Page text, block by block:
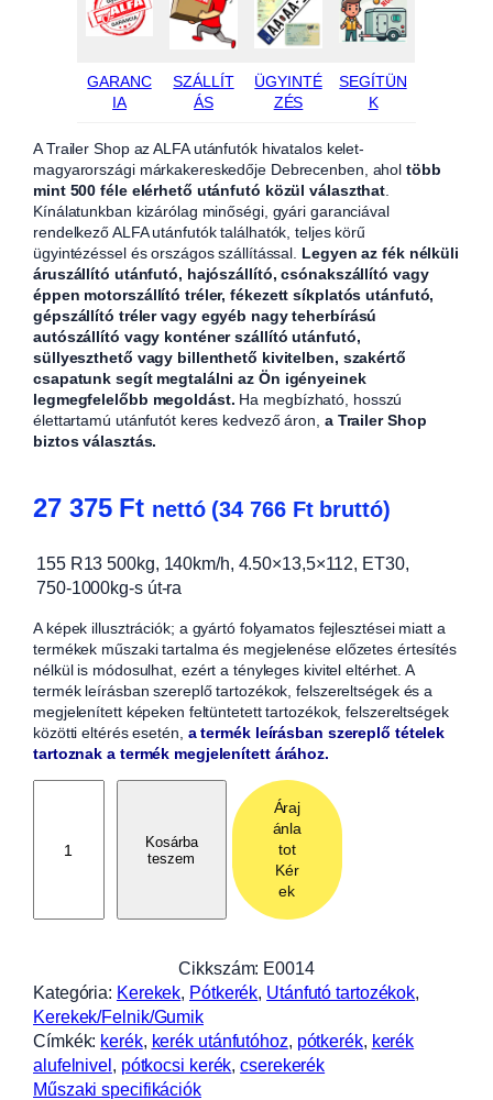
GARANC
IA
SZÁLLÍT
ÁS
ÜGYINTÉ
ZÉS
SEGÍTÜN
K
A Trailer Shop az ALFA utánfutók hivatalos kelet-
magyarországi márkakereskedője Debrecenben, aholtöbb
mint 500 féle elérhető utánfutó közül választhat.
Kínálatunkban kizárólag minőségi, gyári garanciával
rendelkező ALFA utánfutók találhatók, teljes körű
ügyintézéssel és országos szállítással. Legyen az fék nélküli
áruszállító utánfutó, hajószállító, csónakszállító vagy
éppen motorszállító tréler, fékezett síkplatós utánfutó,
gépszállító tréler vagy egyéb nagy teherbírású
autószállító vagy konténer szállító utánfutó,
süllyeszthető vagy billenthető kivitelben, szakértő
csapatunk segít megtalálni az Ön igényeinek
legmegfelelőbb megoldást. Ha megbízható, hosszú
élettartamú utánfutót keres kedvező áron, a Trailer Shop
biztos választás.
27 375 Ft nettó (34 766 Ftbruttó)
155 R13 500kg, 140km/h, 4.50×13,5×112, ET30,
750-1000kg-s út-ra
A képek illusztrációk; a gyártó folyamatos fejlesztései miatt a
termékek műszaki tartalma és megjelenése előzetes értesítés
nélkül is módosulhat, ezért a tényleges kivitel eltérhet. A
termék leírásban szereplő tartozékok, felszereltségek és a
megjelenített képeken feltüntetett tartozékok, felszereltségek
közötti eltérés esetén, a termék leírásban szereplő tételek
tartoznak a termék megjelenített árához.
1
5
5
R
1
Kosárba
teszem
Áraj
ánla
tot
Kér
ek
Cikkszám: E0014
Kategória: Kerekek, Pótkerék, Utánfutó tartozékok
Kerekek/Felnik/Gumik
Címkék: kerék, kerék utánfutóhoz, pótkerék, kerék
alufelnivel, pótkocsi kerék, cserekerék
Műszaki specifikációk